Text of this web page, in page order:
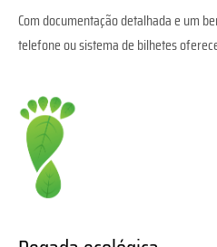
Com documentação detalhada e um
telefone ou sistema de bilhetes